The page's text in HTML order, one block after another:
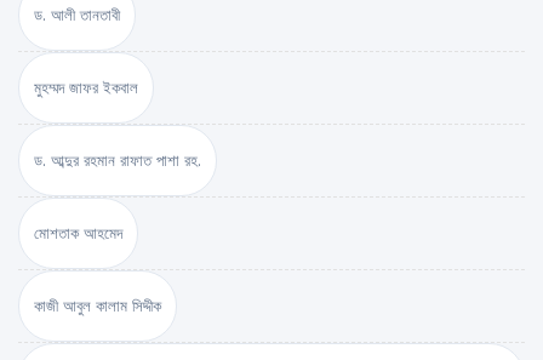
ড. আলী তানতাবী
মুহম্মদ জাফর ইকবাল
ড. আব্দুর রহমান রাফাত পাশা রহ.
মোশতাক আহমেদ
কাজী আবুল কালাম সিদ্দীক